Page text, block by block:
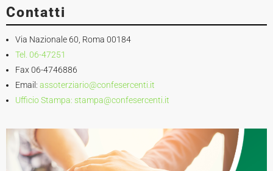
Contatti
Via Nazionale 60, Roma 00184
Tel. 06-47251
Fax 06-4746886
Email: assoterziario@confesercenti.it
Ufficio Stampa: stampa@confesercenti.it